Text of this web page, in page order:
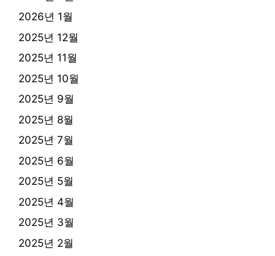
2026년 1월
2025년 12월
2025년 11월
2025년 10월
2025년 9월
2025년 8월
2025년 7월
2025년 6월
2025년 5월
2025년 4월
2025년 3월
2025년 2월